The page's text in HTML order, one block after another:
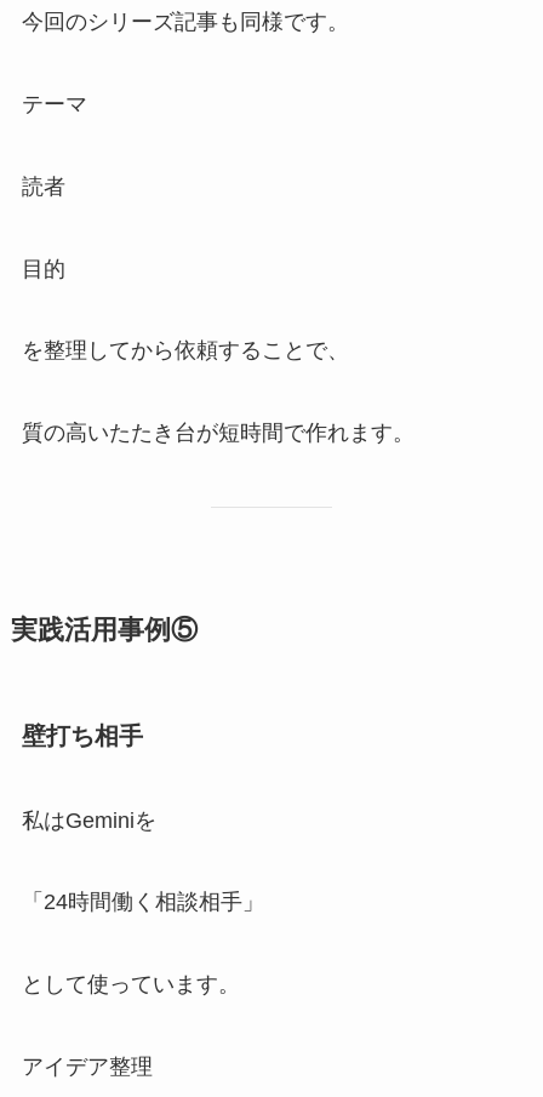
今回のシリーズ記事も同様です。
テーマ
読者
目的
を整理してから依頼することで、
質の高いたたき台が短時間で作れます。
実践活用事例⑤
壁打ち相手
私はGeminiを
「24時間働く相談相手」
として使っています。
アイデア整理